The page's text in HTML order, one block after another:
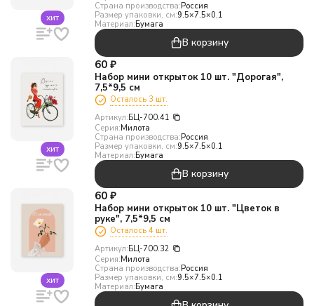
хит
Страна производства:Россия
Размер упаковки, см:9.5×7.5×0.1
Материал:Бумага
В корзину
хит
60 ₽
Набор мини открыток 10 шт. "Дорогая",
7,5*9,5 см
Осталось 3 шт.
Артикул:БЦ-700.41
Серия:Милота
Страна производства:Россия
Размер упаковки, см:9.5×7.5×0.1
Материал:Бумага
В корзину
хит
60 ₽
Набор мини открыток 10 шт. "Цветок в
руке", 7,5*9,5 см
Осталось 4 шт.
Артикул:БЦ-700.32
Серия:Милота
Страна производства:Россия
Размер упаковки, см:9.5×7.5×0.1
Материал:Бумага